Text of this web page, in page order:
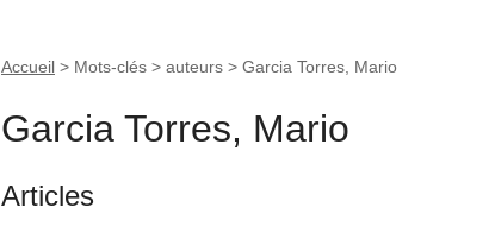
Accueil > Mots-clés > auteurs > Garcia Torres, Mario
Garcia Torres, Mario
Articles